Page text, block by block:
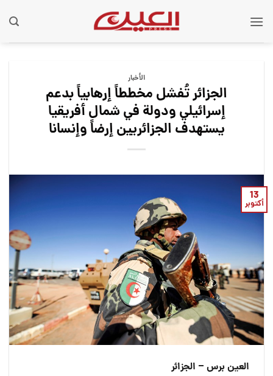
الأخبار
الجزائر تُفشل مخططاً إرهابياً بدعم
إسرائيلي ودولة في شمال أفريقيا
يستهدف الجزائريين إرضاً وإنسانا
13
أكتوبر
العين برس – الجزائر